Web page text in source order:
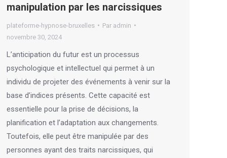
manipulation par les narcissiques
plateforme-hypnose-bruxelles Par admin
novembre 30, 2024
L’anticipation du futur est un processus
psychologique et intellectuel qui permet à un
individu de projeter des événements à venir sur la
base d’indices présents. Cette capacité est
essentielle pour la prise de décisions, la
planification et l’adaptation aux changements.
Toutefois, elle peut être manipulée par des
personnes ayant des traits narcissiques, qui